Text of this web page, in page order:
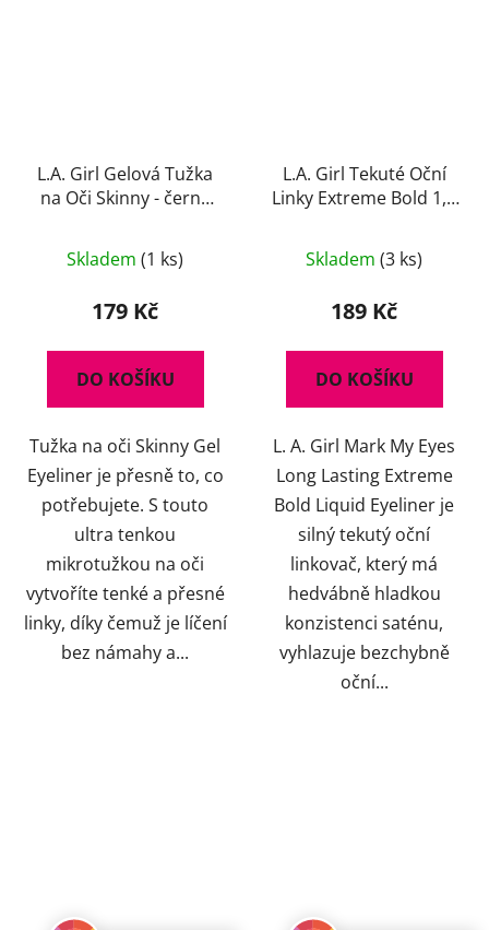
L.A. Girl Gelová Tužka
na Oči Skinny - černá
hodnocení
produktu
4,5
z
hvězdiček.
Skladem (1 ks)
179 Kč
DO KOŠÍKU
Tužka na oči Skinny Gel
Eyeliner je přesně to, co
potřebujete. S touto
ultra tenkou
mikrotužkou na oči
vytvoříte tenké a přesné
linky, díky čemuž je líčení
bez námahy a...
L.A. Girl Tekuté Oční
Linky Extreme Bold 1,1
hodnocení
produktu
5,0
z
hvězdiček.
Skladem (3 ks)
189 Kč
DO KOŠÍKU
L. A. Girl Mark My Eyes
Long Lasting Extreme
Bold Liquid Eyeliner je
silný tekutý oční
linkovač, který má
hedvábně hladkou
konzistenci saténu,
vyhlazuje bezchybně
oční...